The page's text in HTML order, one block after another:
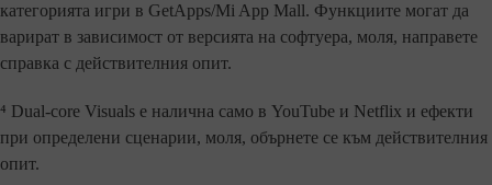
категорията игри в GetApps/Mi App Mall. Функциите могат да
варират в зависимост от версията на софтуера, моля, направете
справка с действителния опит.
⁴ Dual-core Visuals е налична само в YouTube и Netflix и ефекти
при определени сценарии, моля, обърнете се към действителния
опит.